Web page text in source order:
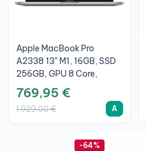
Apple MacBook Pro
A2338 13" M1, 16GB, SSD
256GB, GPU 8 Core,
2020, Grigio Siderale, A
(copia)
769,95 €
1.929,00 € A
-64%